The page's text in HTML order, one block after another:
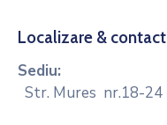
Fizice
Localizare & contact
Sediu:
Str. Mures nr.18-24